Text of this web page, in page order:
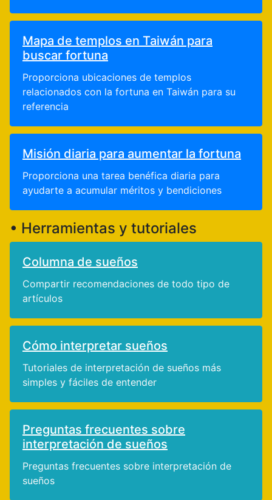
Mapa de templos en Taiwán para
buscar fortuna
Proporciona ubicaciones de templos
relacionados con la fortuna en Taiwán para su
referencia
Misión diaria para aumentar la fortuna
Proporciona una tarea benéfica diaria para
ayudarte a acumular méritos y bendiciones
• Herramientas y tutoriales
Columna de sueños
Compartir recomendaciones de todo tipo de
artículos
Cómo interpretar sueños
Tutoriales de interpretación de sueños más
simples y fáciles de entender
Preguntas frecuentes sobre
interpretación de sueños
Preguntas frecuentes sobre interpretación de
sueños